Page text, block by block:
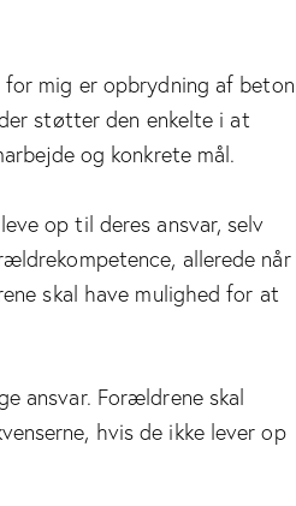
mig er opbrydning af beton
støtter den enkelte i at
og konkrete mål.
op til deres ansvar, selv
allerede når
skal have mulighed for at
ansvar. Forældrene skal
hvis de ikke lever op